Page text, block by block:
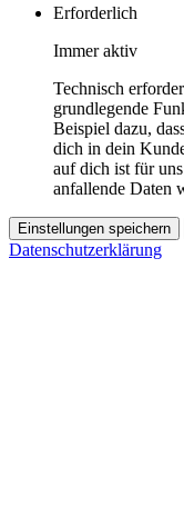
Erforderlich
Immer aktiv
Technisch
grundlegende
Beispiel dazu,
dich in dein
auf dich ist für
anfallende Daten
Einstellungen speichern
Datenschutzerklärung